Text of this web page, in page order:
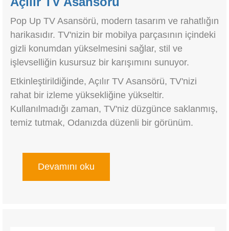
Pop Up TV Asansörü, modern tasarım ve rahatlığın
harikasıdır. TV'nizin bir mobilya parçasının içindeki
gizli konumdan yükselmesini sağlar, stil ve
işlevselliğin kusursuz bir karışımını sunuyor.
Etkinleştirildiğinde, Açılır TV Asansörü, TV'nizi
rahat bir izleme yüksekliğine yükseltir.
Kullanılmadığı zaman, TV'niz düzgünce saklanmış,
temiz tutmak, Odanızda düzenli bir görünüm.
Devamını oku